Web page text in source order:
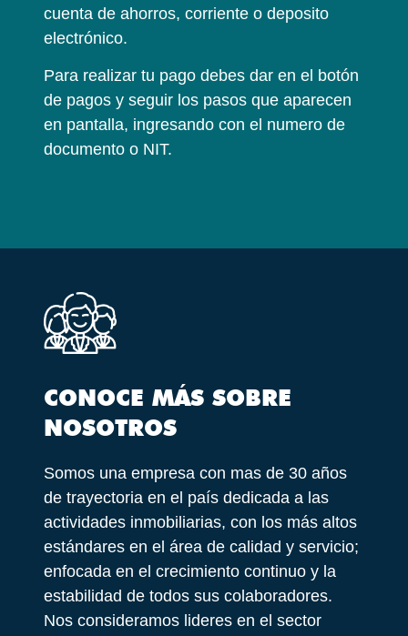
cuenta de ahorros, corriente o deposito
electrónico.
Para realizar tu pago debes dar en el botón
de pagos y seguir los pasos que aparecen
en pantalla, ingresando con el numero de
documento o NIT.
CONOCE MÁS SOBRE
NOSOTROS
Somos una empresa con mas de 30 años
de trayectoria en el país dedicada a las
actividades inmobiliarias, con los más altos
estándares en el área de calidad y servicio;
enfocada en el crecimiento continuo y la
estabilidad de todos sus colaboradores.
Nos consideramos lideres en el sector